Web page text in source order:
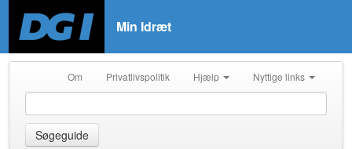
Min Idræt
Om Privatlivspolitik Hjælp Nyttige links
Søgeguide